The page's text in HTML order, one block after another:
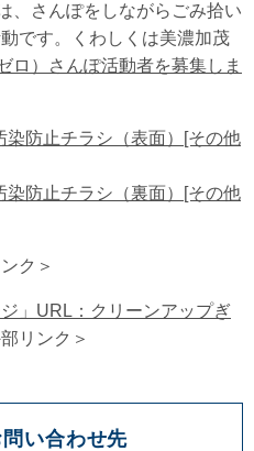
、さんぽをしながらごみ拾い
です。くわしくは美濃加茂
ロ）さんぽ活動者を募集しま
染防止チラシ（表面）[その他
染防止チラシ（裏面）[その他
ク＞
」URL：クリーンアップぎ
リンク＞
い合わせ先